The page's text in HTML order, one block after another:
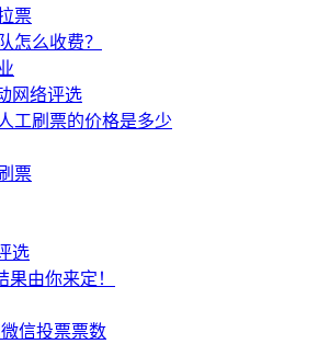
票
怎么收费？
网络评选
工刷票的价格是多少
票
选
由你来定！
信投票票数